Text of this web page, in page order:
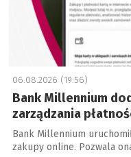
06.08.2026 (19:56)
Bank Millennium
zarządzania
Bank Millennium
zakupy online. Pozwala